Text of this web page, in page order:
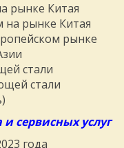
рынке Китая
на рынке Китая
рынке
стали
стали
сервисных услуг
года